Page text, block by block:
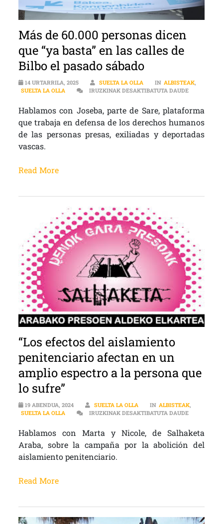
Más de 60.000 personas dicen
que “ya basta” en las calles de
Bilbo el pasado sábado
14 URTARRILA, 2025 SUELTA LA OLLA IN ALBISTEAK,
SUELTA LA OLLA
IRUZKINAK DESAKTIBATUTA DAUDEMÁS DE
Hablamos con Joseba, parte de Sare, plataforma
que trabaja en defensa de los derechos humanos
de las personas presas, exiliadas y deportadas
vascas.
Read More
“Los efectos del aislamiento
penitenciario afectan en un
amplio espectro a la persona que
lo sufre”
19 ABENDUA, 2024 SUELTA LA OLLA IN ALBISTEAK,
SUELTA LA OLLA
IRUZKINAK DESAKTIBATUTA DAUDE“LOS
Hablamos con Marta y Nicole, de Salhaketa
Araba, sobre la campaña por la abolición del
aislamiento penitenciario.
Read More